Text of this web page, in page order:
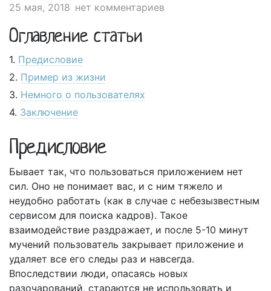
25 мая, 2018 нет комментариев
Оглавление статьи
Предисловие
Пример из жизни
Немного о пользователях
Заключение
Предисловие
Бывает так, что пользоваться приложением нет
сил. Оно не понимает вас, и с ним тяжело и
неудобно работать (как в случае с небезызвестным
сервисом для поиска кадров). Такое
взаимодействие раздражает, и после 5-10 минут
мучений пользователь закрывает приложение и
удаляет все его следы раз и навсегда.
Впоследствии люди, опасаясь новых
разочарований, стараются не использовать и